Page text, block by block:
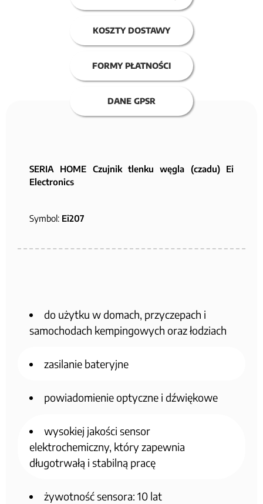
KOSZTY DOSTAWY
FORMY PŁATNOŚCI
DANE GPSR
SERIA HOME Czujnik tlenku węgla (czadu) Ei
Electronics
Symbol: Ei207
do użytku w domach, przyczepach i
samochodach kempingowych oraz łodziach
zasilanie bateryjne
powiadomienie optyczne i dźwiękowe
wysokiej jakości sensor
elektrochemiczny, który zapewnia
długotrwałą i stabilną pracę
żywotność sensora: 10 lat